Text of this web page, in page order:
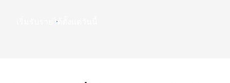
เริ่มรับรายได้ตั้งแต่วันนี้